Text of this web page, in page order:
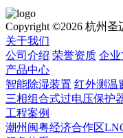
Copyright ©2026 杭州
关于我们
公司介绍 荣誉资质 企
产品中心
智能除湿装置 红外测温
三相组合式过电压保护
工程案例
潮州闽粤经济合作区